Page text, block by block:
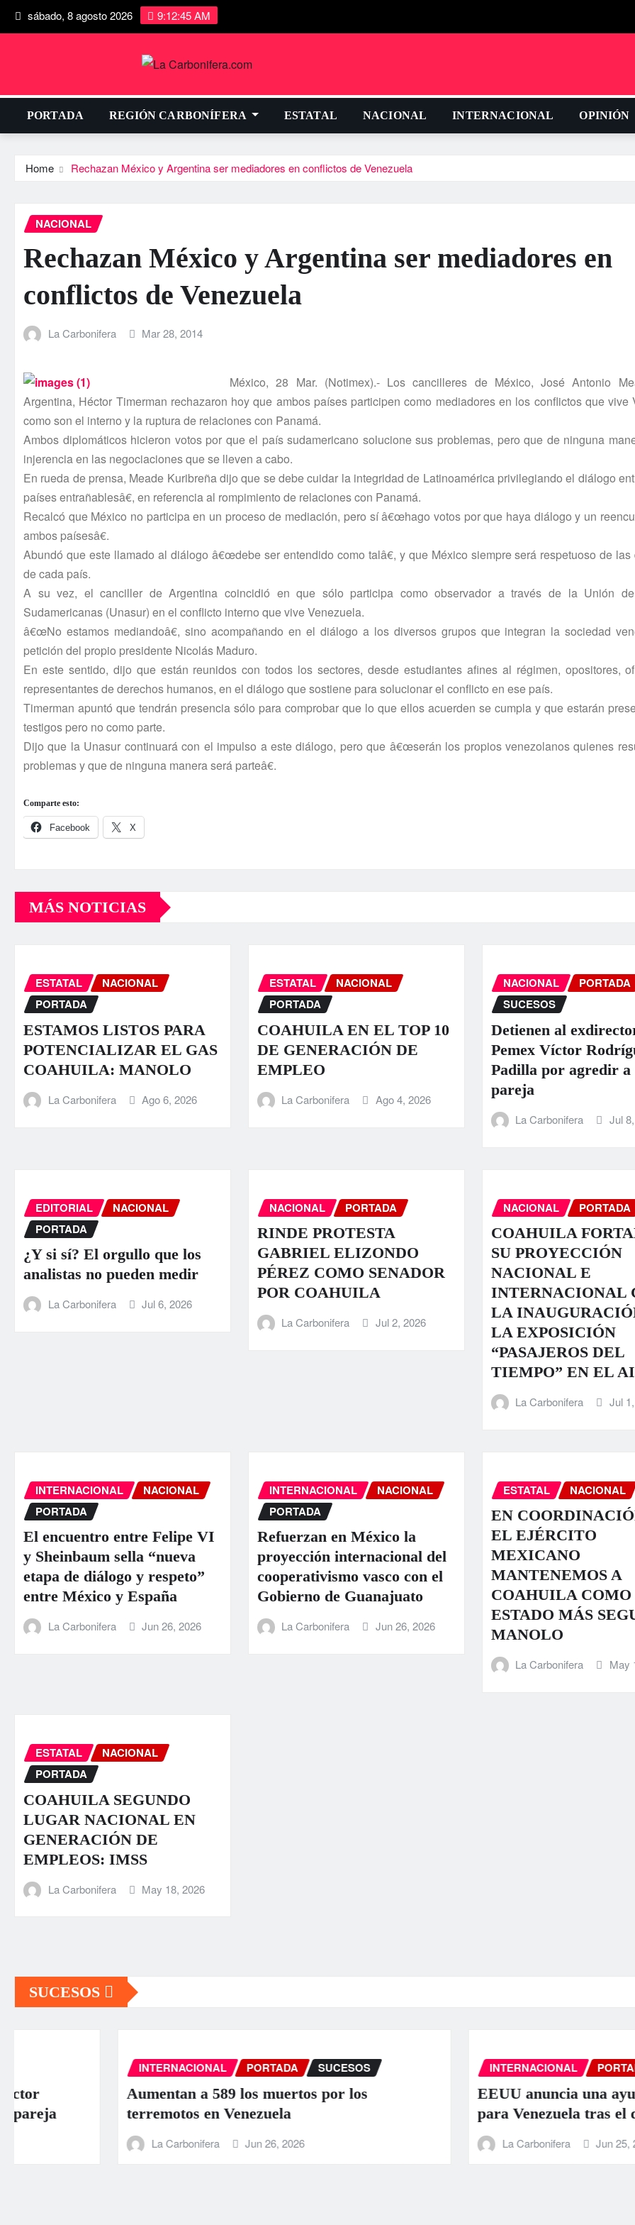
sábado, 8 agosto 2026 9:12:45 AM
PORTADA REGIÓN CARBONÍFERA ESTATAL NACIONAL INTERNACIONAL OPINIÓN
Home Rechazan México y Argentina ser mediadores en conflictos de Venezuela
NACIONAL
Rechazan México y Argentina ser mediadores en
conflictos de Venezuela
La Carbonifera Mar 28, 2014
México, 28 Mar. (Notimex).- Los cancilleres de México, José Antonio
Argentina, Héctor Timerman rechazaron hoy que ambos paí­ses participen como mediadores en los conflictos que vive
como son el interno y la ruptura de relaciones con Panamá.
Ambos diplomáticos hicieron votos por que el paí­s sudamericano solucione sus problemas, pero que de ninguna
injerencia en las negociaciones que se lleven a cabo.
En rueda de prensa, Meade Kuribreña dijo que se debe cuidar la integridad de Latinoamérica privilegiando el diálogo
paí­ses entrañablesâ€, en referencia al rompimiento de relaciones con Panamá.
Recalcó que México no participa en un proceso de mediación, pero sí­ â€œhago votos por que haya diálogo y un
ambos paí­sesâ€.
Abundó que este llamado al diálogo â€œdebe ser entendido como talâ€, y que México siempre será respetuoso de
de cada paí­s.
A su vez, el canciller de Argentina coincidió en que sólo participa como observador a través de la Unión
Sudamericanas (Unasur) en el conflicto interno que vive Venezuela.
â€œNo estamos mediandoâ€, sino acompañando en el diálogo a los diversos grupos que integran la sociedad
petición del propio presidente Nicolás Maduro.
En este sentido, dijo que están reunidos con todos los sectores, desde estudiantes afines al régimen, opositores,
representantes de derechos humanos, en el diálogo que sostiene para solucionar el conflicto en ese paí­s.
Timerman apuntó que tendrán presencia sólo para comprobar que lo que ellos acuerden se cumpla y que estarán
testigos pero no como parte.
Dijo que la Unasur continuará con el impulso a este diálogo, pero que â€œserán los propios venezolanos quienes
problemas y que de ninguna manera será parteâ€.
Comparte esto:
Facebook X
MÁS NOTICIAS
ESTATAL
NACIONAL
PORTADA
ESTAMOS LISTOS PARA
POTENCIALIZAR EL GAS
COAHUILA: MANOLO
La Carbonifera Ago 6, 2026
ESTATAL
NACIONAL
PORTADA
COAHUILA EN EL TOP 10
DE GENERACIÓN DE
EMPLEO
La Carbonifera Ago 4, 2026
NACIONAL
PORTADA
SUCESOS
Detienen al
Pemex Víctor
Padilla por agredir a
pareja
La Carbonifera Jul
EDITORIAL
NACIONAL
PORTADA
¿Y si sí? El orgullo que los
analistas no pueden medir
La Carbonifera Jul 6, 2026
NACIONAL PORTADA
RINDE PROTESTA
GABRIEL ELIZONDO
PÉREZ COMO SENADOR
POR COAHUILA
La Carbonifera Jul 2, 2026
NACIONAL PORTADA
COAHUILA
SU PROYECCIÓN
NACIONAL E
INTERNACIONAL
LA
LA EXPOSICIÓN
“PASAJEROS DEL
TIEMPO” EN EL
La Carbonifera Jul
INTERNACIONAL
NACIONAL
PORTADA
El encuentro entre Felipe VI
y Sheinbaum sella “nueva
etapa de diálogo y respeto”
entre México y España
La Carbonifera Jun 26, 2026
INTERNACIONAL
NACIONAL
PORTADA
Refuerzan en México la
proyección internacional del
cooperativismo vasco con el
Gobierno de Guanajuato
La Carbonifera Jun 26, 2026
ESTATAL NACIONAL
EN
EL EJÉRCITO
MEXICANO
MANTENEMOS A
COAHUILA COMO
ESTADO MÁS
MANOLO
La Carbonifera May
ESTATAL
NACIONAL
PORTADA
COAHUILA SEGUNDO
LUGAR NACIONAL EN
GENERACIÓN DE
EMPLEOS: IMSS
La Carbonifera May 18, 2026
SUCESOS
PORTADA SUCESOS
Aumentan a 589 los muertos por los
terremotos en Venezuela
Jun 26, 2026
PORTADA SUCESOS
EEUU anuncia una ayuda de 130
para Venezuela tras el doble terremoto
Jun 25, 2026